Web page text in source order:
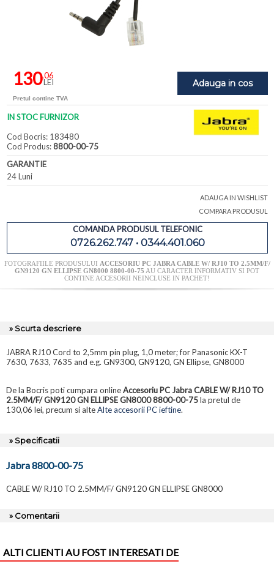
Adauga in cos
130,06
LEI
Pretul contine TVA
IN STOC FURNIZOR
Cod Bocris: 183480
Cod Produs:8800-00-75
GARANTIE
24 Luni
ADAUGA IN WISHLIST
COMPARA PRODUSUL
COMANDA PRODUSUL TELEFONIC
0726.262.747 • 0344.401.060
FOTOGRAFIILE PRODUSULUI ACCESORIU PC JABRA CABLE W/ RJ10 TO 2.5MM/F/
GN9120 GN ELLIPSE GN8000 8800-00-75 AU CARACTER INFORMATIV SI POT
CONTINE ACCESORII NEINCLUSE IN PACHET!
» Scurta descriere
JABRA RJ10 Cord to 2,5mm pin plug, 1,0 meter; for Panasonic KX-T
7630, 7633, 7635 and e.g. GN9300, GN9120, GN Ellipse, GN8000
De la Bocris poti cumpara onlineAccesoriu PC Jabra CABLE W/ RJ10 TO
2.5MM/F/ GN9120 GN ELLIPSE GN8000 8800-00-75la pretul de
130,06 lei, precum si alteAlte accesorii PC ieftine.
» Specificatii
Jabra 8800-00-75
CABLE W/ RJ10 TO 2.5MM/F/ GN9120 GN ELLIPSE GN8000
» Comentarii
ALTI CLIENTI AU FOST INTERESATI DE